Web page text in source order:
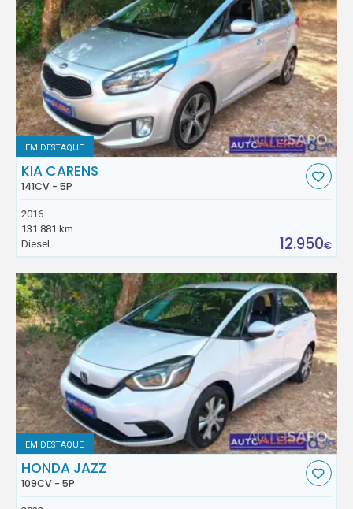
EM DESTAQUE
KIA CARENS
141CV - 5P
2016
131.881 km
Diesel
12.950€
EM DESTAQUE
HONDA JAZZ
109CV - 5P